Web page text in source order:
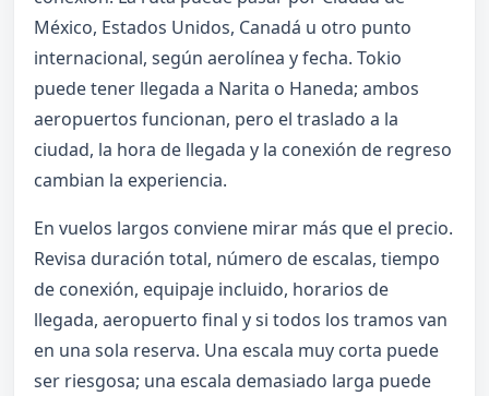
México, Estados Unidos, Canadá u otro punto
internacional, según aerolínea y fecha. Tokio
puede tener llegada a Narita o Haneda; ambos
aeropuertos funcionan, pero el traslado a la
ciudad, la hora de llegada y la conexión de regreso
cambian la experiencia.
En vuelos largos conviene mirar más que el precio.
Revisa duración total, número de escalas, tiempo
de conexión, equipaje incluido, horarios de
llegada, aeropuerto final y si todos los tramos van
en una sola reserva. Una escala muy corta puede
ser riesgosa; una escala demasiado larga puede